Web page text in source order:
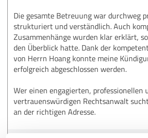
Die gesamte Betreuung war durchweg
strukturiert und verständlich. Auch
Zusammenhänge wurden klar erklärt,
den Überblick hatte. Dank der
von Herrn Hoang konnte meine
erfolgreich abgeschlossen werden.
Wer einen engagierten, professionellen
vertrauenswürdigen Rechtsanwalt
an der richtigen Adresse.